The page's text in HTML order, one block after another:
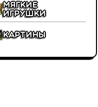
Мягкие
игрушки
Картины